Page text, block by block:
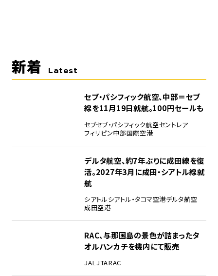
新着 Latest
セブ・パシフィック航空、中部＝セブ
線を11月19日就航。100円セールも
セブセブ・パシフィック航空セントレア
フィリピン中部国際空港
デルタ航空、約7年ぶりに成田線を復
活。2027年3月に成田・シアトル線就
航
シアトルシアトル・タコマ空港デルタ航空
成田空港
RAC、与那国島の景色が詰まったタ
オルハンカチを機内にて販売
JALJTARAC